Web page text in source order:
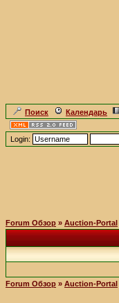
Поиск Календарь
Login:
Forum Обзор » Auction-Portal
Forum Обзор » Auction-Portal